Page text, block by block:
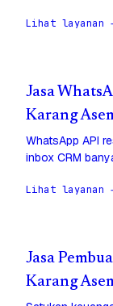
Lihat layanan
Jasa
Karang
WhatsApp API
inbox CRM
Lihat layanan
Jasa
Karang